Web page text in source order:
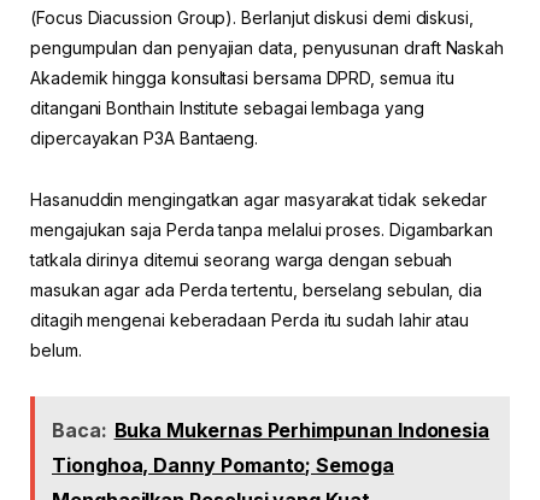
(Focus Diacussion Group). Berlanjut diskusi demi diskusi,
pengumpulan dan penyajian data, penyusunan draft Naskah
Akademik hingga konsultasi bersama DPRD, semua itu
ditangani Bonthain Institute sebagai lembaga yang
dipercayakan P3A Bantaeng.
Hasanuddin mengingatkan agar masyarakat tidak sekedar
mengajukan saja Perda tanpa melalui proses. Digambarkan
tatkala dirinya ditemui seorang warga dengan sebuah
masukan agar ada Perda tertentu, berselang sebulan, dia
ditagih mengenai keberadaan Perda itu sudah lahir atau
belum.
Baca: Buka Mukernas Perhimpunan Indonesia
Tionghoa, Danny Pomanto; Semoga